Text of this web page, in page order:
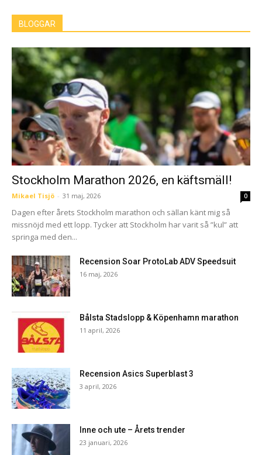
BLOGGAR
Stockholm Marathon 2026, en käftsmäll!
Mikael Tisjö - 31 maj, 2026 0
Dagen efter årets Stockholm marathon och sällan känt mig så
missnöjd med ett lopp. Tycker att Stockholm har varit så ”kul” att
springa med den...
Recension Soar ProtoLab ADV Speedsuit
16 maj, 2026
Bålsta Stadslopp & Köpenhamn marathon
11 april, 2026
Recension Asics Superblast 3
3 april, 2026
Inne och ute – Årets trender
23 januari, 2026